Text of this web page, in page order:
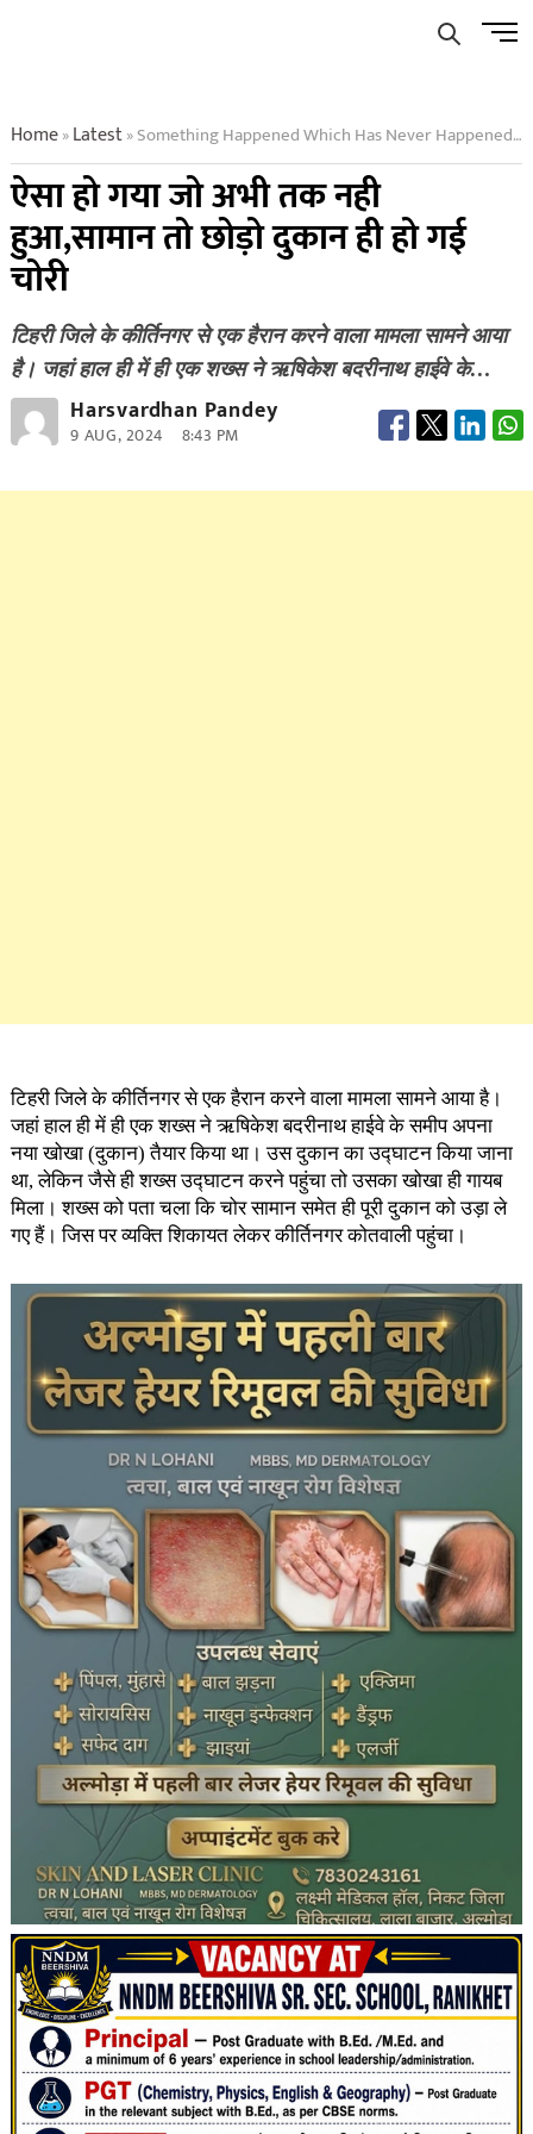
Menu
Home»Latest»Something Happened Which Has Never Happened Till Now Leave Aside The Goods The Shop Itself Was Stolen
ऐसा हो गया जो अभी तक नही
हुआ,सामान तो छोड़ो दुकान ही हो गई
चोरी
टिहरी जिले के कीर्तिनगर से एक हैरान करने वाला मामला सामने आया
है। जहां हाल ही में ही एक शख्स ने ऋषिकेश बदरीनाथ हाईवे के…
Harsvardhan Pandey
9 AUG, 2024 8:43 PM
टिहरी जिले के कीर्तिनगर से एक हैरान करने वाला मामला सामने आया है।
जहां हाल ही में ही एक शख्स ने ऋषिकेश बदरीनाथ हाईवे के समीप अपना
नया खोखा (दुकान) तैयार किया था। उस दुकान का उद्घाटन किया जाना
था, लेकिन जैसे ही शख्स उद्घाटन करने पहुंचा तो उसका खोखा ही गायब
मिला। शख्स को पता चला कि चोर सामान समेत ही पूरी दुकान को उड़ा ले
गए हैं। जिस पर व्यक्ति शिकायत लेकर कीर्तिनगर कोतवाली पहुंचा।